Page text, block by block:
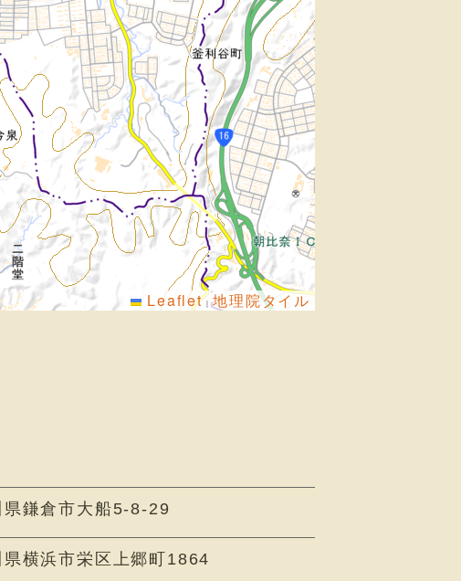
Leaflet | 地理院タイル
県鎌倉市大船5-8-29
県横浜市栄区上郷町1864